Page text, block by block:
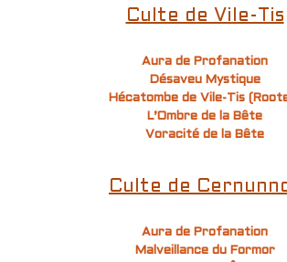
Culte de Vile-Tis
Aura de Profanation
Désaveu Mystique
Hécatombe de Vile-Tis
L’Ombre de la Bête
Voracité de la Bête
Culte de
Aura de Profanation
Malveillance du Formor